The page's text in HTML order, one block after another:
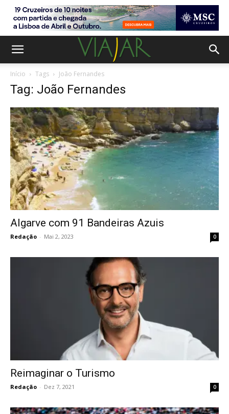
Início Tags João Fernandes
Tag: João Fernandes
Algarve com 91 Bandeiras Azuis
Redação - Mai 2, 2023 0
Reimaginar o Turismo
Redação - Dez 7, 2021 0